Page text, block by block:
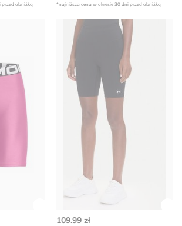
przed obniżką *najniższa cena w okresie 30 dni przed obniżką
Szorty sportowe Under
109.99 zł